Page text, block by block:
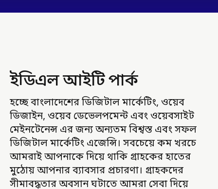
ইডিএল আইটি পার্ক
হচ্ছে বাংলাদেশের ডিজিটাল মার্কেটিং, ওয়েব
ডিজাইন, ওয়েব ডেভেলপমেন্ট এবং ওয়েবসাইট
মেইনটেনেন্স এর জন্য অন্যতম বিশ্বস্ত এবং সফল
ডিজিটাল মার্কেটিং এজেন্সি। সবচেয়ে কম খরচে
আমরাই আপনাকে দিয়ে থাকি গ্রাহকের হাতের
মুঠোয় আপনার ব্যাবসার প্রচারণা। গ্রাহকদের
সীমাবদ্ধতার অবসান ঘটাতে আমরা সেবা দিয়ে